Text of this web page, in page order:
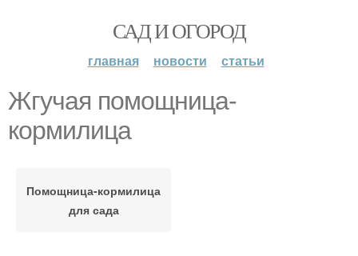
САД И ОГОРОД
главная новости статьи
Жгучая помощница-
кормилица
Помощница-кормилица
для сада